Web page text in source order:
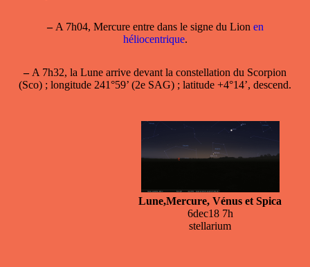
–A 7h04, Mercure entre dans le signe du Lion en
héliocentrique.
–A 7h32, la Lune arrive devant la constellation du Scorpion
(Sco) ; longitude 241°59’ (2e SAG) ; latitude +4°14’, descend.
Lune,Mercure, Vénus et Spica
6dec18 7h
stellarium